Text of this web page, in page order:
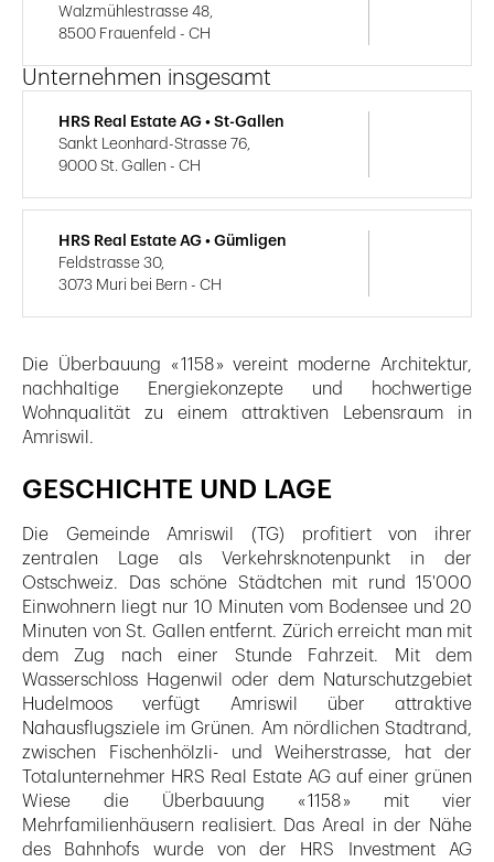
Die Überbauung « 1158 » vereint moderne Architektur,
nachhaltige Energiekonzepte und hochwertige
Wohnqualität zu einem attraktiven Lebensraum in
Amriswil.
GESCHICHTE UND LAGE
Die Gemeinde Amriswil (TG) profitiert von ihrer
zentralen Lage als Verkehrsknotenpunkt in der
Ostschweiz. Das schöne Städtchen mit rund 15'000
Einwohnern liegt nur 10 Minuten vom Bodensee und 20
Minuten von St. Gallen entfernt. Zürich erreicht man mit
dem Zug nach einer Stunde Fahrzeit. Mit dem
Wasserschloss Hagenwil oder dem Naturschutzgebiet
Hudelmoos verfügt Amriswil über attraktive
Nahausflugsziele im Grünen. Am nördlichen Stadtrand,
zwischen Fischenhölzli- und Weiherstrasse, hat der
Totalunternehmer HRS Real Estate AG auf einer grünen
Wiese die Überbauung « 1158 » mit vier
Mehrfamilienhäusern realisiert. Das Areal in der Nähe
des Bahnhofs wurde von der HRS Investment AG
Walzmühlestrasse 48,
8500 Frauenfeld - CH
Unternehmen insgesamt
HRS Real Estate AG • St-Gallen
Sankt Leonhard-Strasse 76,
9000 St. Gallen - CH
HRS Real Estate AG • Gümligen
Feldstrasse 30,
3073 Muri bei Bern - CH